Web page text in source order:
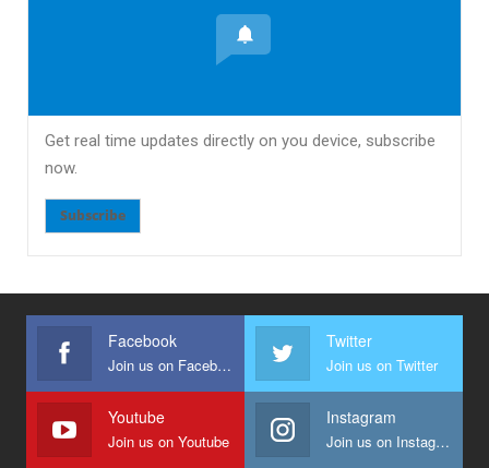
Get real time updates directly on you device, subscribe
now.
Subscribe
Facebook
Join us on Facebook
Twitter
Join us on Twitter
Youtube
Join us on Youtube
Instagram
Join us on Instagram